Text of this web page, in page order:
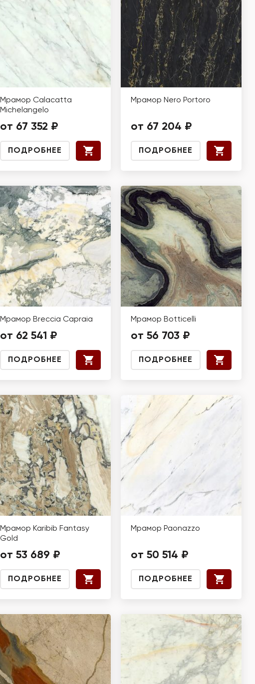
Мрамор Calacatta
Michelangelo
от 67 352 ₽
ПОДРОБНЕЕ
Мрамор Nero Portoro
от 67 204 ₽
ПОДРОБНЕЕ
Мрамор Breccia Capraia
от 62 541 ₽
ПОДРОБНЕЕ
Мрамор Botticelli
от 56 703 ₽
ПОДРОБНЕЕ
Мрамор Karibib Fantasy
Gold
от 53 689 ₽
ПОДРОБНЕЕ
Мрамор Paonazzo
от 50 514 ₽
ПОДРОБНЕЕ